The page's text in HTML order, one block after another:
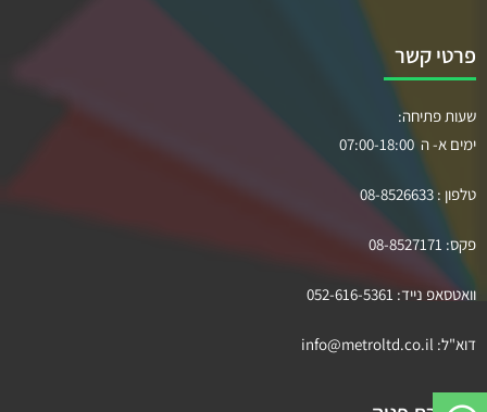
פרטי קשר
שעות פתיחה:
ימים א- ה 07:00-18:00
טלפון : 08-8526633
פקס: 08-8527171
וואטסאפ נייד: 052-616-5361
דוא"ל: info@metroltd.co.il